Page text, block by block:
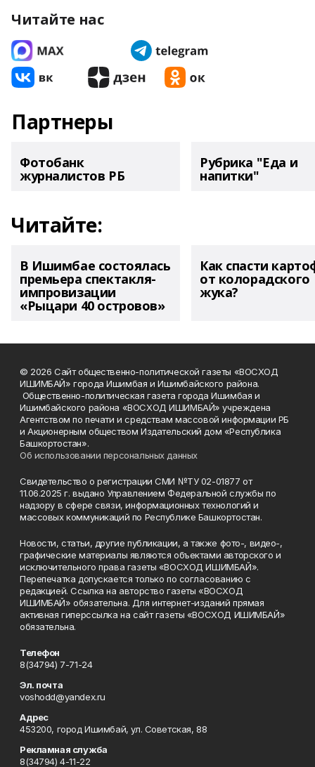
Читайте нас
Партнеры
Фотобанк
журналистов РБ
Рубрика "Еда и
напитки"
Читайте:
В Ишимбае состоялась
премьера спектакля-
импровизации
«Рыцари 40 островов»
Как спасти
от колорадского
жука?
© 2026 Сайт общественно-политической газеты «ВОСХОД
ИШИМБАЙ» города Ишимбая и Ишимбайского района.
Общественно-политическая газета города Ишимбая и
Ишимбайского района «ВОСХОД ИШИМБАЙ» учреждена
Агентством по печати и средствам массовой информации РБ
и Акционерным обществом Издательский дом «Республика
Башкортостан».
Об использовании персональных данных
Свидетельство о регистрации СМИ №ТУ 02-01877 от
11.06.2025 г. выдано Управлением Федеральной службы по
надзору в сфере связи, информационных технологий и
массовых коммуникаций по Республике Башкортостан.
Новости, статьи, другие публикации, а также фото-, видео-,
графические материалы являются объектами авторского и
исключительного права газеты «ВОСХОД ИШИМБАЙ».
Перепечатка допускается только по согласованию с
редакцией. Ссылка на авторство газеты «ВОСХОД
ИШИМБАЙ» обязательна. Для интернет-изданий прямая
активная гиперссылка на сайт газеты «ВОСХОД ИШИМБАЙ»
обязательна.
Телефон
8(34794) 7-71-24
Эл. почта
voshodd@yandex.ru
Адрес
453200, город Ишимбай, ул. Советская, 88
Рекламная служба
8(34794) 4-11-22